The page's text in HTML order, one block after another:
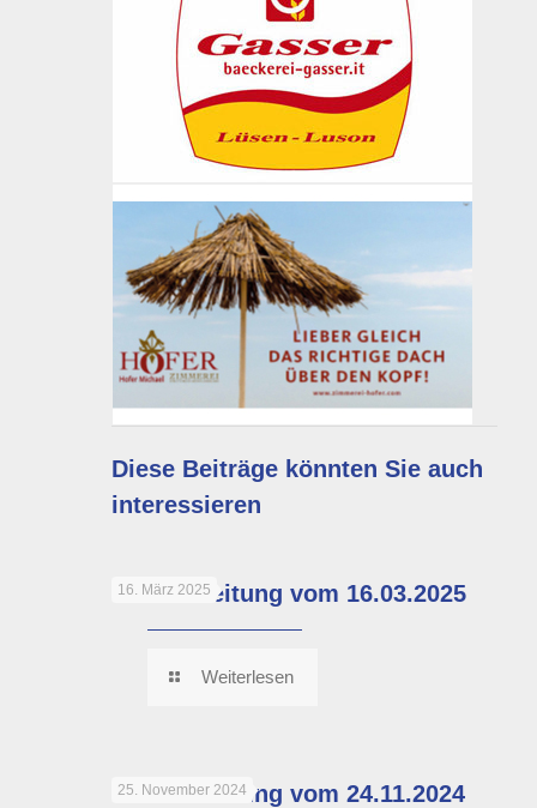
Diese Beiträge könnten Sie auch
interessieren
16. März 2025
Stadionzeitung vom 16.03.2025
Weiterlesen
25. November 2024
Stadionzeitung vom 24.11.2024